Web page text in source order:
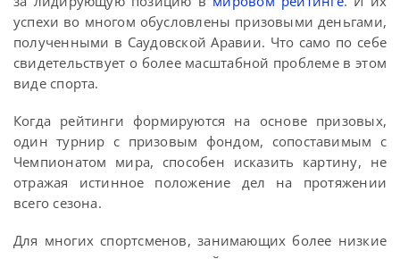
успехи во многом обусловлены призовыми деньгами,
полученными в Саудовской Аравии. Что само по себе
свидетельствует о более масштабной проблеме в этом
виде спорта.
Когда рейтинги формируются на основе призовых,
один турнир с призовым фондом, сопоставимым с
Чемпионатом мира, способен исказить картину, не
отражая истинное положение дел на протяжении
всего сезона.
Для многих спортсменов, занимающих более низкие